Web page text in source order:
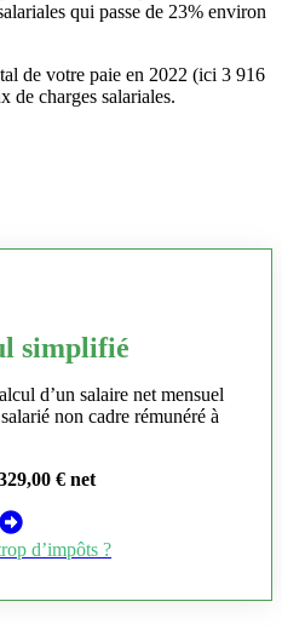
qui passe de 23% environ
de votre paie en 2022 (ici 3 916
de charges salariales.
simplifié
d’un salaire net mensuel
non cadre rémunéré à
€ net
d’impôts ?